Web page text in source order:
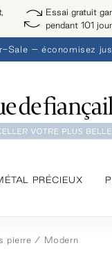
Essai gratuit
pendant 101
Sale – économisez
PRÉCIEUX
pierre Modern